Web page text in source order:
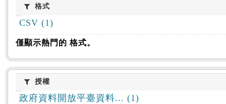
格式格式
CSV (1)
僅顯示熱門的 格式。
授權授權
政府資料開放平臺資料... (1)